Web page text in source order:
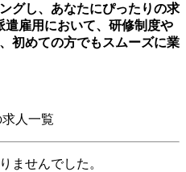
グし、あなたにぴったりの求
遣雇用において、研修制度や
初めての方でもスムーズに業
人一覧
ませんでした。